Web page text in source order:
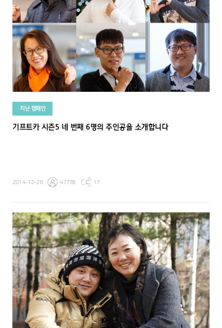
지난 캠페인
기프트카 시즌5 네 번째 6명의 주인공을 소개합니다
2014-12-26 47769 17